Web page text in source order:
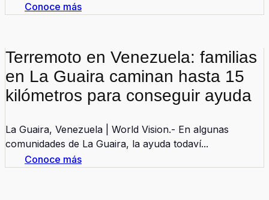
Conoce más
Terremoto en Venezuela: familias
en La Guaira caminan hasta 15
kilómetros para conseguir ayuda
La Guaira, Venezuela | World Vision.- En algunas
comunidades de La Guaira, la ayuda todaví...
Conoce más